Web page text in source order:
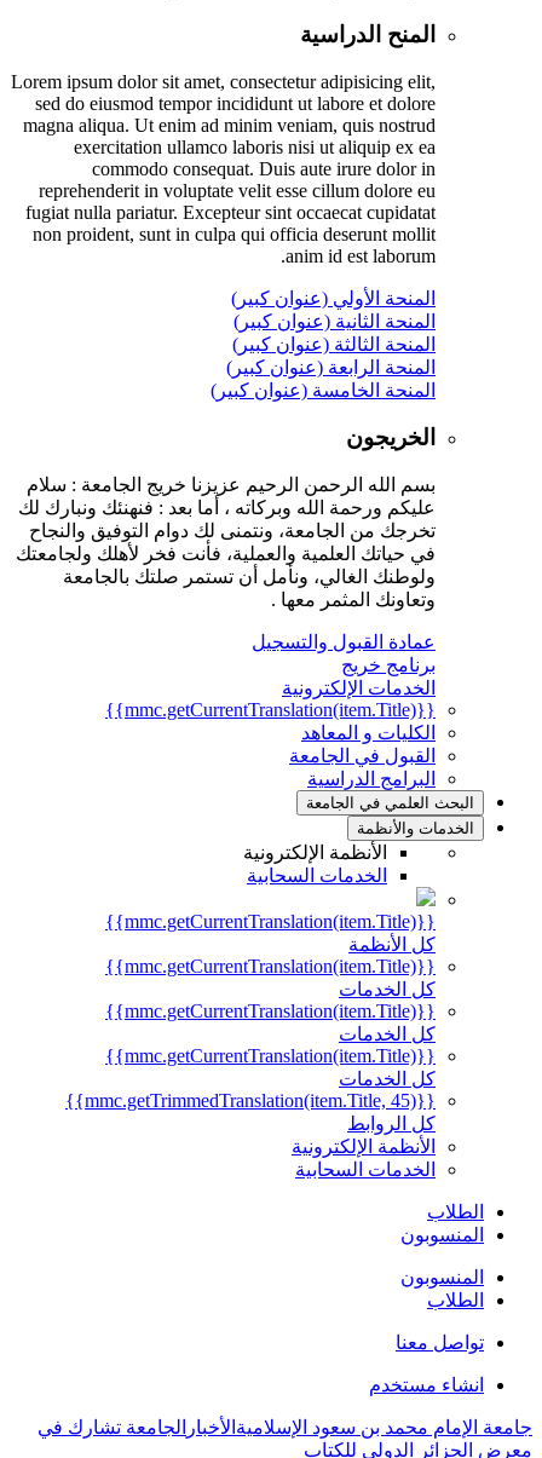
المنح الدراسية
Lorem ipsum dolor sit amet, consectetur adipisicing elit,
sed do eiusmod tempor incididunt ut labore et dolore
magna aliqua. Ut enim ad minim veniam, quis nostrud
exercitation ullamco laboris nisi ut aliquip ex ea
commodo consequat. Duis aute irure dolor in
reprehenderit in voluptate velit esse cillum dolore eu
fugiat nulla pariatur. Excepteur sint occaecat cupidatat
non proident, sunt in culpa qui officia deserunt mollit
anim id est laborum.
المنحة الأولي (عنوان كبير)
المنحة الثانية (عنوان كبير)
المنحة الثالثة (عنوان كبير)
المنحة الرابعة (عنوان كبير)
المنحة الخامسة (عنوان كبير)
الخريجون
بسم الله الرحمن الرحيم عزيزنا خريج الجامعة : سلام
عليكم ورحمة الله وبركاته ، أما بعد : فنهنئك ونبارك لك
تخرجك من الجامعة، ونتمنى لك دوام التوفيق والنجاح
في حياتك العلمية والعملية، فأنت فخر لأهلك ولجامعتك
ولوطنك الغالي، ونأمل أن تستمر صلتك بالجامعة
وتعاونك المثمر معها .
عمادة القبول والتسجيل
برنامج خريج
الخدمات الإلكترونية
{{mmc.getCurrentTranslation(item.Title)}}
الكليات و المعاهد
القبول في الجامعة
البرامج الدراسية
البحث العلمي في الجامعة
الخدمات والأنظمة
الأنظمة الإلكترونية
الخدمات السحابية
{{mmc.getCurrentTranslation(item.Title)}}
كل الأنظمة
{{mmc.getCurrentTranslation(item.Title)}}
كل الخدمات
{{mmc.getCurrentTranslation(item.Title)}}
كل الخدمات
{{mmc.getCurrentTranslation(item.Title)}}
كل الخدمات
{{mmc.getTrimmedTranslation(item.Title, 45)}}
كل الروابط
الأنظمة الإلكترونية
الخدمات السحابية
الطلاب
المنسوبون
المنسوبون
الطلاب
تواصل معنا
انشاء مستخدم
جامعة الإمام محمد بن سعود الإسلامية الأخبار الجامعة تشارك في
معرض الجزائر الدولي للكتاب